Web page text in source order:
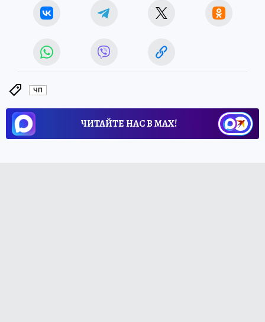
ЧП
ЧИТАЙТЕ НАС В МАХ!